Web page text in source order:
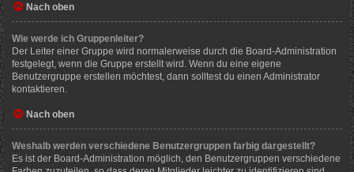
Nach oben
Wie werde ich Gruppenleiter?
Der Leiter einer Gruppe wird normalerweise durch die Board-Administration
festgelegt, wenn die Gruppe erstellt wird. Wenn du eine eigene
Benutzergruppe erstellen möchtest, dann solltest du einen Administrator
kontaktieren.
Nach oben
Weshalb werden verschiedene Benutzergruppen farbig dargestellt?
Es ist der Board-Administration möglich, den Benutzergruppen verschiedene